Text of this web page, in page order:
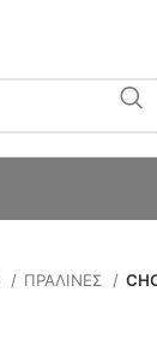
ΠΡΑΛΙΝΕΣ